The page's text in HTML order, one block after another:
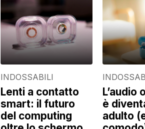
INDOSSABILI
Lenti a contatto
smart: il futuro
del computing
L’audio
è
adulto